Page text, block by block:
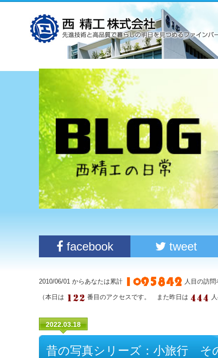
facebook tweet
2010/06/01 からあなたは累計 人目の訪
（本日は 番目のアクセスです。 また昨日は
2022.03.18
昔の写真シリーズ：小旅行 そ